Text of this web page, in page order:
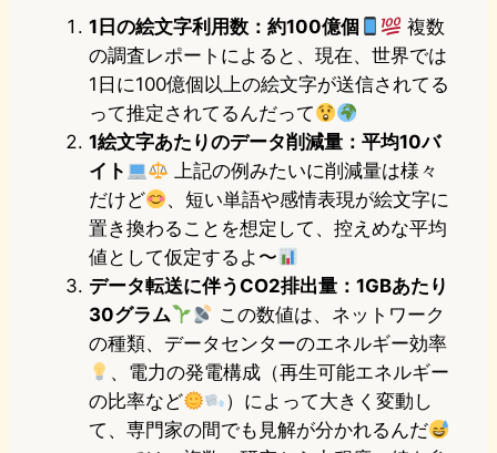
1日の絵文字利用数：約100億個
複数
の調査レポートによると、現在、世界では
1日に100億個以上の絵文字が送信されてる
って推定されてるんだって
1絵文字あたりのデータ削減量：平均10バ
イト
上記の例みたいに削減量は様々
だけど
、短い単語や感情表現が絵文字に
置き換わることを想定して、控えめな平均
値として仮定するよ〜
データ転送に伴うCO2排出量：1GBあたり
30グラム
この数値は、ネットワーク
の種類、データセンターのエネルギー効率
、電力の発電構成（再生可能エネルギー
の比率など
）によって大きく変動し
て、専門家の間でも見解が分かれるんだ